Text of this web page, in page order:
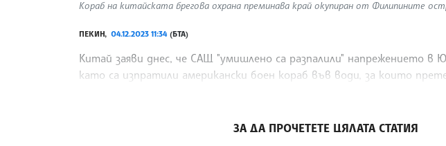
Кораб на китайската брегова охрана преминава край окупиран от Филипините
ПЕКИН, 04.12.2023 11:34 (БТА)
Китай заяви днес, че САЩ "умишлено са разпалили" напрежението в
като са изпратили американски боен кораб във води, за които
ЗА ДА ПРОЧЕТЕТЕ ЦЯЛАТА СТАТИЯ